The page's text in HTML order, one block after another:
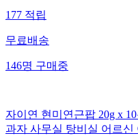
177 적립
무료배송
146명 구매중
자이연 현미연근팝 20g x
과자 사무실 탕비실 어르신